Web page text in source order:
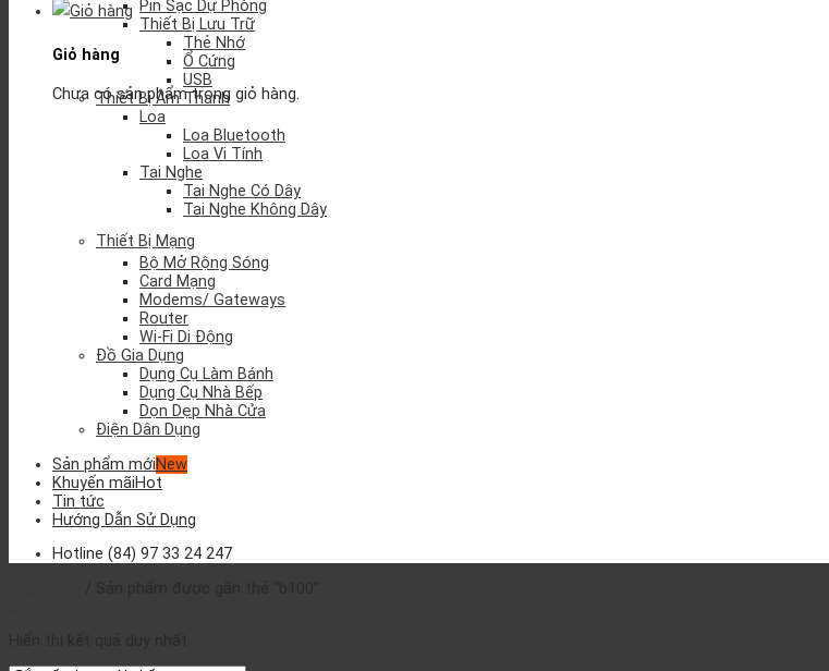
Giỏ hàng
Chưa có sản phẩm trong giỏ hàng.
Pin Sạc Dự Phòng
Thiết Bị Lưu Trữ
Thẻ Nhớ
Ổ Cứng
USB
Thiết Bị Âm Thanh
Loa
Loa Bluetooth
Loa Vi Tính
Tai Nghe
Tai Nghe Có Dây
Tai Nghe Không Dây
Thiết Bị Mạng
Bộ Mở Rộng Sóng
Card Mạng
Modems/ Gateways
Router
Wi-Fi Di Động
Đồ Gia Dụng
Dụng Cụ Làm Bánh
Dụng Cụ Nhà Bếp
Dọn Dẹp Nhà Cửa
Điện Dân Dụng
Sản phẩm mới
Khuyến mãi
Tin tức
Hướng Dẫn Sử Dụng
Hotline (84) 97 33 24 247